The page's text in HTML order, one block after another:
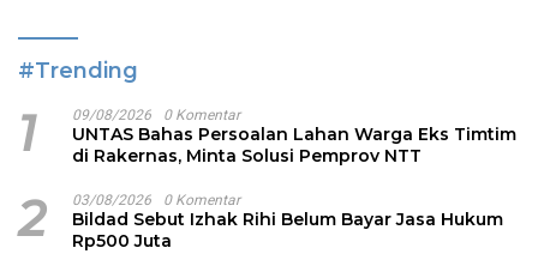
#Trending
1 09/08/2026 0 Komentar
UNTAS Bahas Persoalan Lahan Warga Eks Timtim
di Rakernas, Minta Solusi Pemprov NTT
2 03/08/2026 0 Komentar
Bildad Sebut Izhak Rihi Belum Bayar Jasa Hukum
Rp500 Juta